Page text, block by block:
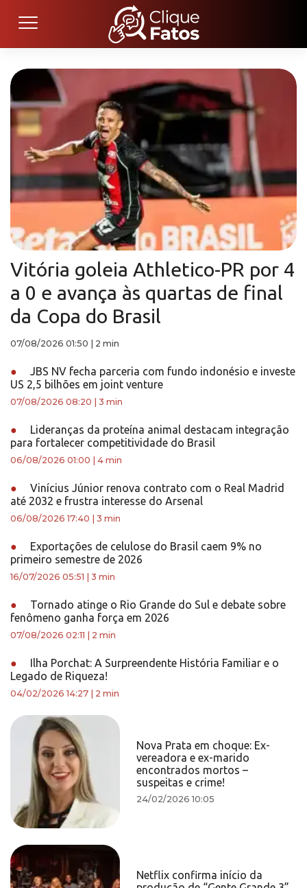
Vitória goleia Athletico-PR por 4
a 0 e avança às quartas de final
da Copa do Brasil
07/08/2026 01:50 2 min
●
JBS NV fecha parceria com fundo indonésio e investe
US 2,5 bilhões em joint venture
07/08/2026 08:20 3 min
●
Lideranças da proteína animal destacam integração
para fortalecer competitividade do Brasil
06/08/2026 01:00 4 min
●
Vinícius Júnior renova contrato com o Real Madrid
até 2032 e frustra interesse do Arsenal
06/08/2026 17:40 3 min
●
Exportações de celulose do Brasil caem 9% no
primeiro semestre de 2026
16/07/2026 05:51 3 min
●
Tornado atinge o Rio Grande do Sul e debate sobre
fenômeno ganha força em 2026
07/08/2026 02:11 2 min
●
Ilha Porchat: A Surpreendente História Familiar e o
Legado de Riqueza!
04/02/2026 14:27 2 min
Nova Prata em choque: Ex-
vereadora e ex-marido
encontrados mortos –
suspeitas e crime!
24/02/2026 10:05
Netflix confirma início da